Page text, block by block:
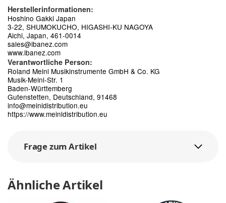
Herstellerinformationen:
Hoshino Gakki Japan
3-22, SHUMOKUCHO, HIGASHI-KU NAGOYA
Aichi, Japan, 461-0014
sales@ibanez.com
www.ibanez.com
Verantwortliche Person:
Roland Meinl Musikinstrumente GmbH & Co. KG
Musik-Meinl-Str. 1
Baden-Württemberg
Gutenstetten, Deutschland, 91468
info@meinldistribution.eu
https://www.meinldistribution.eu
Frage zum Artikel
Ähnliche Artikel